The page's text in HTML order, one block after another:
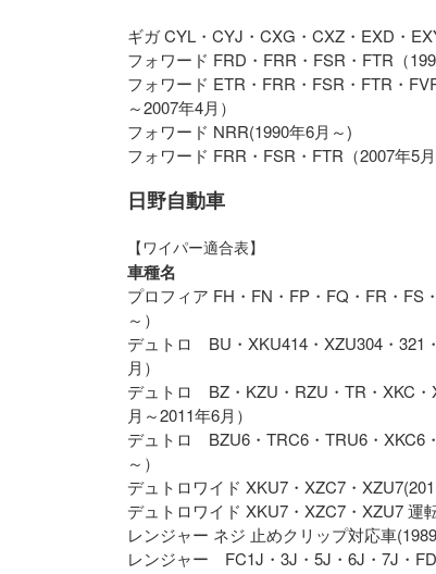
ギガ CYL・CYJ・CXG・CXZ・EXD・
フォワード FRD・FRR・FSR・FTR（
フォワード ETR・FRR・FSR・FTR・
～2007年4月）
フォワード NRR(1990年6月～)
フォワード FRR・FSR・FTR（2007年5月
日野自動車
【ワイパー適合表】
車種名
プロフィア FH・FN・FP・FQ・FR・FS
～）
デュトロ BU・XKU414・XZU304・321
月）
デュトロ BZ・KZU・RZU・TR・XKC・
月～2011年6月）
デュトロ BZU6・TRC6・TRU6・XKC6
～）
デュトロワイド XKU7・XZC7・
デュトロワイド XKU7・XZC7・XZU7 運
レンジャー ネジ 止めクリップ対応車
レンジャー FC1J・3J・5J・6J・7J・